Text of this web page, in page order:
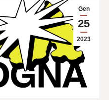
Gen
25
2023